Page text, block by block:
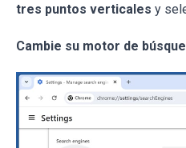
tres puntos verticales y
Cambie su motor de